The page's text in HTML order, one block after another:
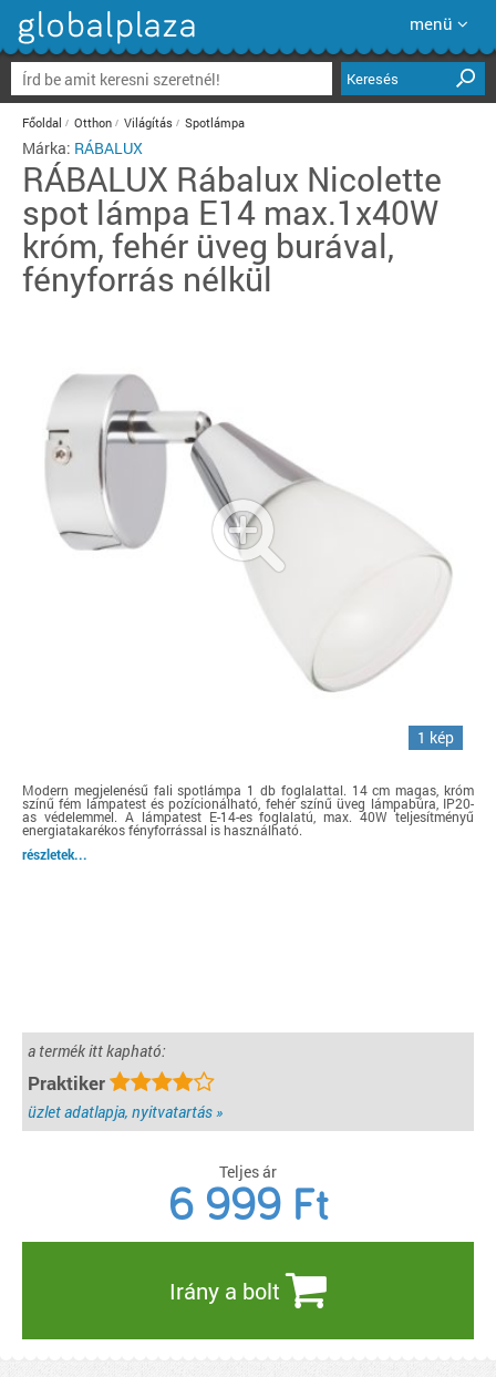
menü
Keresés
Főoldal Otthon Világítás Spotlámpa
Márka: RÁBALUX
RÁBALUX Rábalux Nicolette
spot lámpa E14 max.1x40W
króm, fehér üveg burával,
fényforrás nélkül
1 kép
Modern megjelenésű fali spotlámpa 1 db foglalattal. 14 cm magas, króm
színű fém lámpatest és pozícionálható, fehér színű üveg lámpabúra, IP20-
as védelemmel. A lámpatest E-14-es foglalatú, max. 40W teljesítményű
energiatakarékos fényforrással is használható.
részletek...
a termék itt kapható:
Praktiker
üzlet adatlapja, nyitvatartás »
Teljes ár
6 999 Ft
Irány a bolt